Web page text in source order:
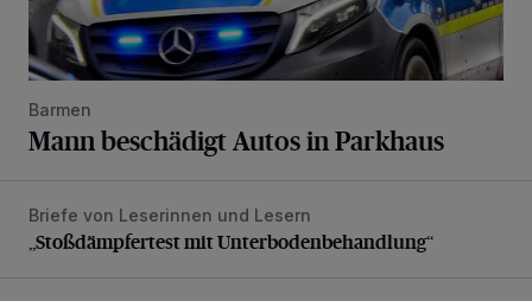
Barmen
Mann beschädigt Autos in Parkhaus
„Stoßdämpfertest mit Unterbodenbehandlung“
Briefe von Leserinnen und Lesern
„Stoßdämpfertest mit Unterbodenbehandlung“